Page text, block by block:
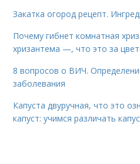
Закатка огород рецепт.
Почему гибнет комнатная
хризантема —, что это за
8 вопросов о ВИЧ.
заболевания
Капуста двуручная, что это
капуст: учимся различать